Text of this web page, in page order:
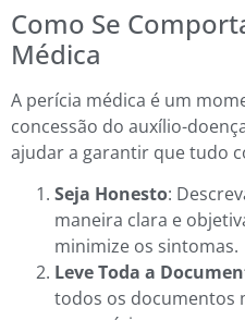
Como Se
Médica
A perícia médica é um
concessão do auxílio-
ajudar a garantir que tudo
Seja Honesto:
maneira clara e
minimize os sintomas.
Leve Toda a
todos os documentos